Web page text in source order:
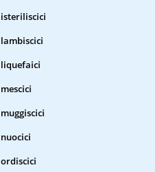
isteriliscici
lambiscici
liquefaici
mescici
muggiscici
nuocici
ordiscici